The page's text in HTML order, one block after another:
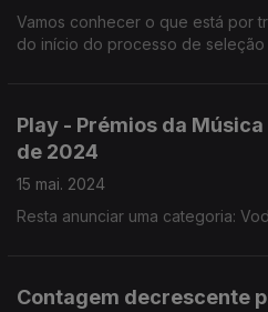
Vamos conhecer o que está por
do início do processo de seleção
Play - Prémios da
de 2024
15 mai. 2024
Resta anunciar uma categoria:
Contagem decrescente